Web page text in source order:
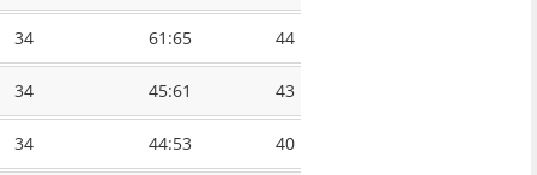
34 61:65 44
34 45:61 43
34 44:53 40